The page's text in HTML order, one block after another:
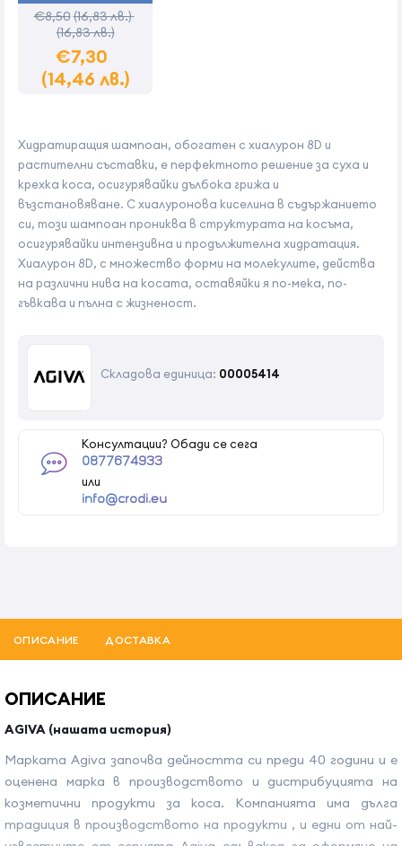
Хидратиращия шампоан, обогатен с хиалурон 8D и
растителни съставки, е перфектното решение за суха и
крехка коса, осигурявайки дълбока грижа и
възстановяване. С хиалуронова киселина в съдържанието
си, този шампоан прониква в структурата на косъма,
осигурявайки интензивна и продължителна хидратация.
Хиалурон 8D, с множество форми на молекулите, действа
на различни нива на косата, оставяйки я по-мека, по-
гъвкава и пълна с жизненост.
Складова единица: 00005414
Консултации? Обади се сега
0877674933
или
info@crodi.eu
€8,50(16,83 лв.)
(16,83 лв.)
€7,30
(14,46 лв.)
ОПИСАНИЕ ДОСТАВКА
ОПИСАНИЕ
AGIVA (нашата история)
Марката Agiva започва дейността си преди 40 години и е
оценена марка в производството и дистрибуцията на
козметични продукти за коса. Компанията има дълга
традиция в производството на продукти , и едни от най-